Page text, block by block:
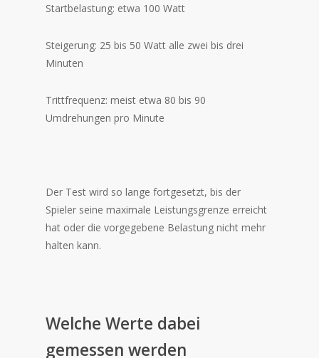
Startbelastung: etwa 100 Watt
Steigerung: 25 bis 50 Watt alle zwei bis drei
Minuten
Trittfrequenz: meist etwa 80 bis 90
Umdrehungen pro Minute
Der Test wird so lange fortgesetzt, bis der
Spieler seine maximale Leistungsgrenze erreicht
hat oder die vorgegebene Belastung nicht mehr
halten kann.
Welche Werte dabei
gemessen werden